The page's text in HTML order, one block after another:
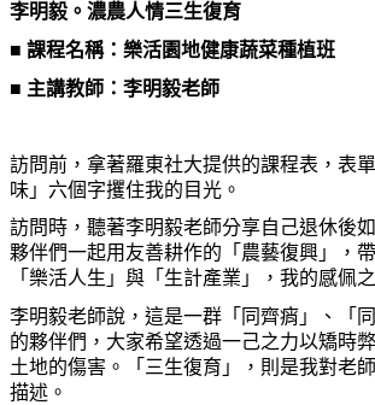
李明毅。濃農人情三生復育
■ 課程名稱：樂活園地健康蔬菜種植班
■ 主講教師：李明毅老師
訪問前，拿著羅東社大提供的課程表，表
味」六個字攫住我的目光。
訪問時，聽著李明毅老師分享自己退休後
夥伴們一起用友善耕作的「農藝復興」，
「樂活人生」與「生計產業」，我的感佩
李明毅老師說，這是一群「同齊痟」、「
的夥伴們，大家希望透過一己之力以矯時
土地的傷害。「三生復育」，則是我對老
描述。